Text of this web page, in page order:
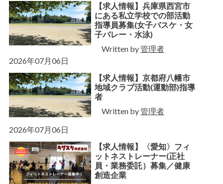
【求人情報】兵庫県⻄宮市
にある私立学校での部活動
指導員募集(女子バスケ・女
子バレー・水泳)
Written by管理者
2026年07月06日
【求人情報】京都府八幡市
地域クラブ活動(運動部)指導
者
Written by管理者
2026年07月06日
【求人情報】〈愛知〉フィ
ットネストレーナー(正社
員・業務委託）募集／健康
創造企業